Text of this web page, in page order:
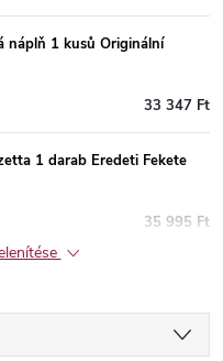
náplň 1 kusů Originální
33 347 Ft
1 darab Eredeti Fekete
35 995 Ft